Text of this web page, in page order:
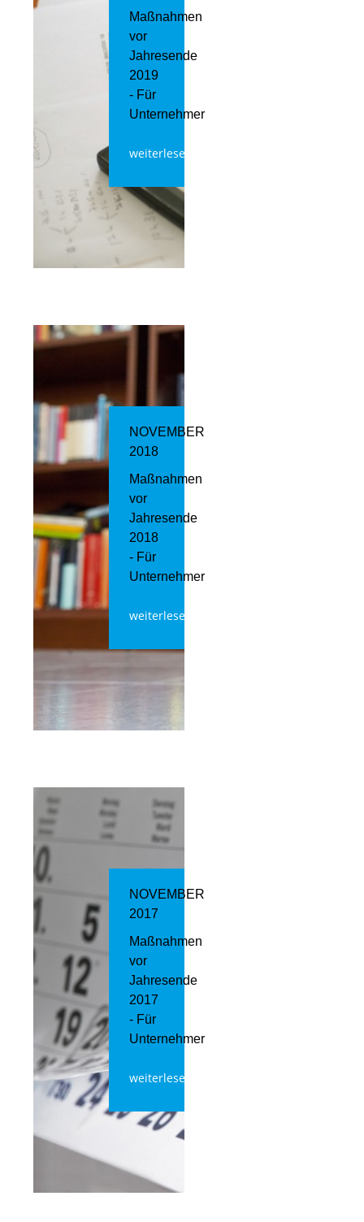
Maßnahmen
vor
Jahresende
2019
- Für
Unternehmer
weiterlesen
NOVEMBER
2018
Maßnahmen
vor
Jahresende
2018
- Für
Unternehmer
weiterlesen
NOVEMBER
2017
Maßnahmen
vor
Jahresende
2017
- Für
Unternehmer
weiterlesen